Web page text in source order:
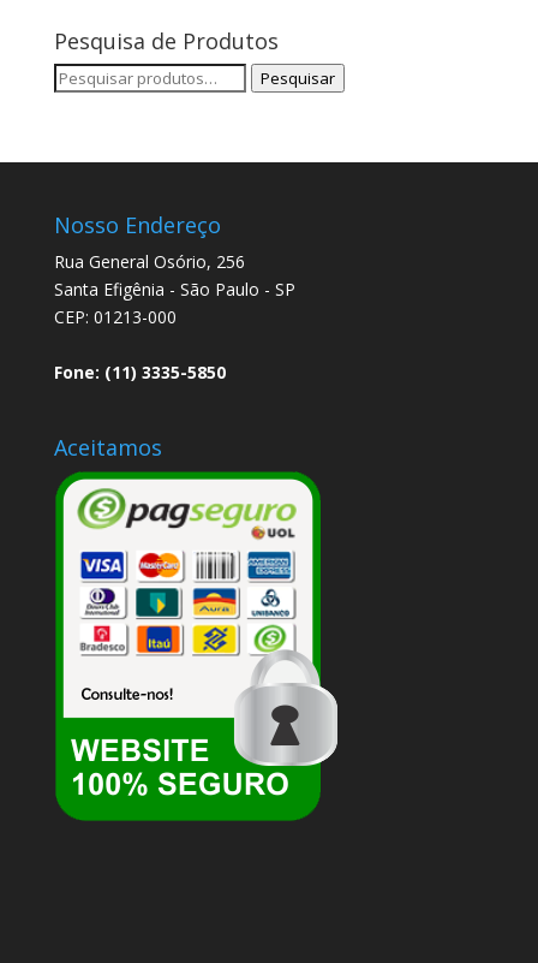
Pesquisa de Produtos
Pesquisar
Pesquisar
Nosso Endereço
Rua General Osório, 256
Santa Efigênia - São Paulo - SP
CEP: 01213-000
Fone: (11) 3335-5850
Aceitamos